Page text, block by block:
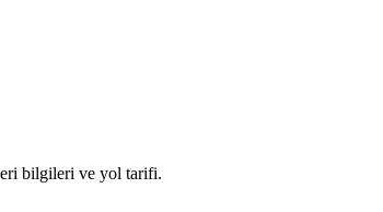
bilgileri ve yol tarifi.